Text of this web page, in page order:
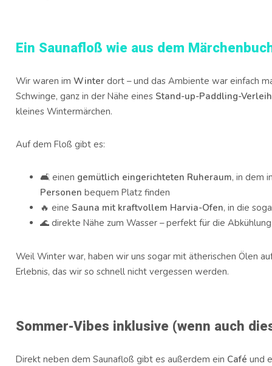
Ein Saunafloß wie aus dem
Wir waren im Winterdort – und das Ambiente war einfach
Schwinge, ganz in der Nähe eines Stand-up-Paddling-
kleines Wintermärchen.
Auf dem Floß gibt es:
🛋️ einen gemütlich eingerichteten Ruheraum, in dem
Personen bequem Platz finden
🔥 eine Sauna mit kraftvollem Harvia-Ofen, in die
🌊 direkte Nähe zum Wasser – perfekt für die Abkühlung
Weil Winter war, haben wir uns sogar mit ätherischen Ölen
Erlebnis, das wir so schnell nicht vergessen werden.
Sommer-Vibes inklusive (wenn auch
Direkt neben dem Saunafloß gibt es außerdem ein Café und